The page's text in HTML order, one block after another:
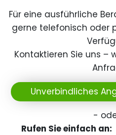
Für eine ausführliche
gerne telefonisch oder
Kontaktieren Sie uns –
Unverbindliches
-
Rufen Sie einfach an: